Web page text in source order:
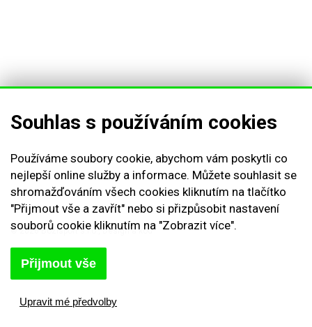
Nastavení cookies
Kontakt
Odhlásit se
© 2026 Bozisport s.r.o., Design a kódMichal Kolínek
Souhlas s používáním cookies
Používáme soubory cookie, abychom vám poskytli co
nejlepší online služby a informace. Můžete souhlasit se
shromažďováním všech cookies kliknutím na tlačítko
"Přijmout vše a zavřít" nebo si přizpůsobit nastavení
souborů cookie kliknutím na "Zobrazit více".
Přijmout vše
Upravit mé předvolby